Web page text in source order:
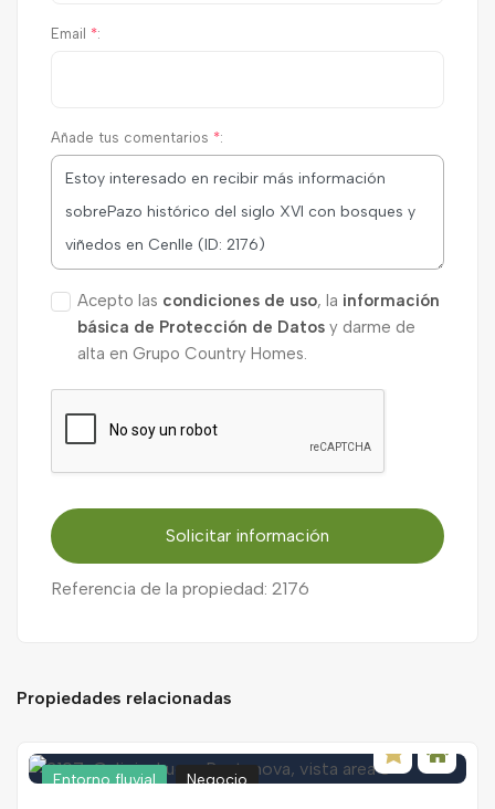
Email *:
Añade tus comentarios *:
Acepto las condiciones de uso, la información
básica de Protección de Datos y darme de
alta en Grupo Country Homes.
Solicitar información
Referencia de la propiedad: 2176
Propiedades relacionadas
Entorno fluvial
Negocio